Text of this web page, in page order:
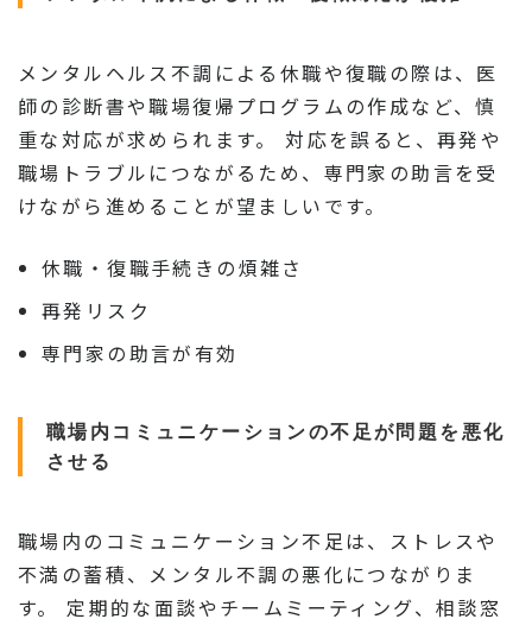
メンタルヘルス不調による休職や復職の際は、医
師の診断書や職場復帰プログラムの作成など、慎
重な対応が求められます。 対応を誤ると、再発や
職場トラブルにつながるため、専門家の助言を受
けながら進めることが望ましいです。
休職・復職手続きの煩雑さ
再発リスク
専門家の助言が有効
職場内コミュニケーションの不足が問題を悪化
させる
職場内のコミュニケーション不足は、ストレスや
不満の蓄積、メンタル不調の悪化につながりま
す。 定期的な面談やチームミーティング、相談窓